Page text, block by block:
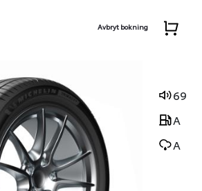
Avbryt bokning
69
A
A